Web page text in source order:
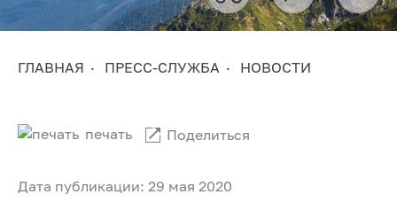
ГЛАВНАЯ ПРЕСС-СЛУЖБА НОВОСТИ
Дата публикации: 29 мая 2020
печать Поделиться